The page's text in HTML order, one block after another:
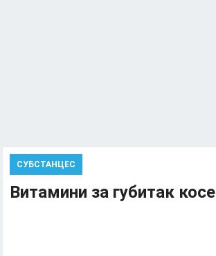
СУБСТАНЦЕС
Витамини за губитак косе